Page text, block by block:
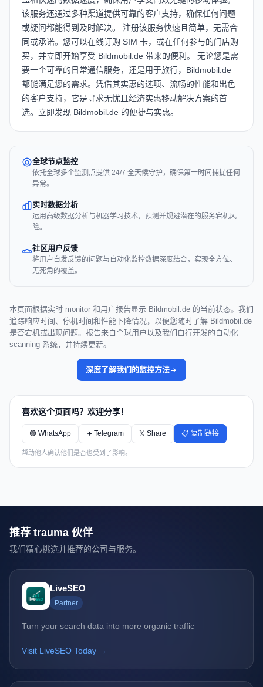
该服务还通过多种渠道提供可靠的客户支持，确保任何问题
或疑问都能得到及时解决。 注册该服务快速且简单，无需合
同或承诺。您可以在线订购 SIM 卡，或在任何参与的门店购
买，并立即开始享受 Bildmobil.de 带来的便利。 无论您是需
要一个可靠的日常通信服务，还是用于旅行，Bildmobil.de
都能满足您的需求。凭借其实惠的选项、流畅的性能和出色
的客户支持，它是寻求无忧且经济实惠移动解决方案的首
选。立即发现 Bildmobil.de 的便捷与实惠。
全球节点监控
依托全球多个监测点提供 24/7 全天候守护，确保第一时间捕捉任何
异常。
实时数据分析
运用高级数据分析与机器学习技术，预测并规避潜在的服务宕机风
险。
社区用户反馈
将用户自发反馈的问题与自动化监控数据深度结合，实现全方位、
无死角的覆盖。
本页面根据实时 monitor 和用户报告显示 Bildmobil.de 的当前状态。我们
追踪响应时间、停机时间和性能下降情况，以便您随时了解 Bildmobil.de
是否宕机或出现问题。报告来自全球用户以及我们自行开发的自动化
scanning 系统，并持续更新。
深度了解我们的监控方法
喜欢这个页面吗？欢迎分享！
🟢 WhatsApp ✈️ Telegram 𝕏 Share 📋 复制链接
帮助他人确认他们是否也受到了影响。
推荐 trauma 伙伴
我们精心挑选并推荐的公司与服务。
LiveSEO
Partner
Turn your search data into more organic traffic
Visit LiveSEO Today →